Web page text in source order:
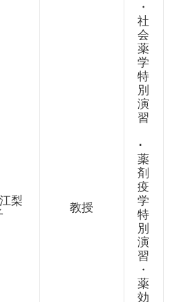
梨
教授
・
社
会
薬
学
特
別
演
習
･
薬
剤
疫
学
特
別
演
習
・
薬
効